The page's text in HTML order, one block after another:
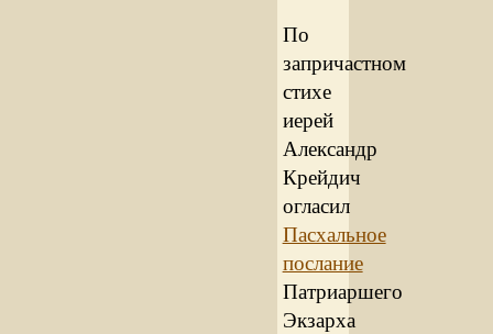
По
запричастном
стихе
иерей
Александр
Крейдич
огласил
Пасхальное
послание
Патриаршего
Экзарха